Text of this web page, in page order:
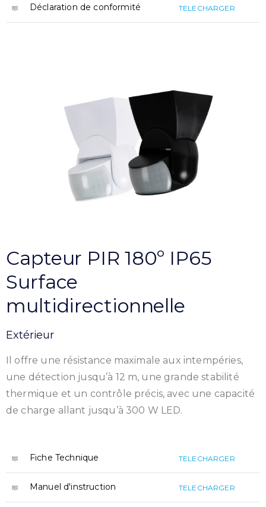
Déclaration de conformité TELECHARGER
Capteur PIR 180º IP65
Surface
multidirectionnelle
Extérieur
Il offre une résistance maximale aux intempéries,
une détection jusqu’à 12 m, une grande stabilité
thermique et un contrôle précis, avec une capacité
de charge allant jusqu’à 300 W LED.
Fiche Technique TELECHARGER
Manuel d'instruction TELECHARGER